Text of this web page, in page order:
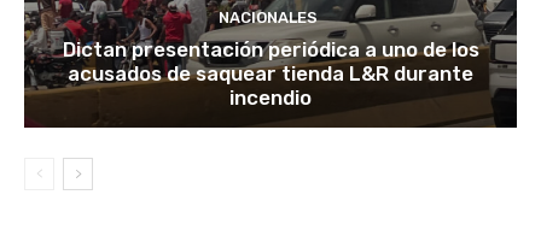
NACIONALES
Dictan presentación periódica a uno de los
acusados de saquear tienda L&R durante
incendio